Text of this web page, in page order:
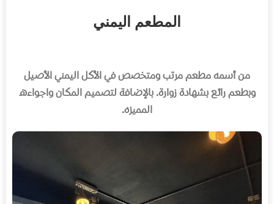
المطعم اليمني
من أسمه مطعم مرتب ومتخصص في الأكل اليمني الأصيل
وبطعم رائع بشهادة زوارة.بالإضافة لتصميم المكان واجواءه
المميزه.